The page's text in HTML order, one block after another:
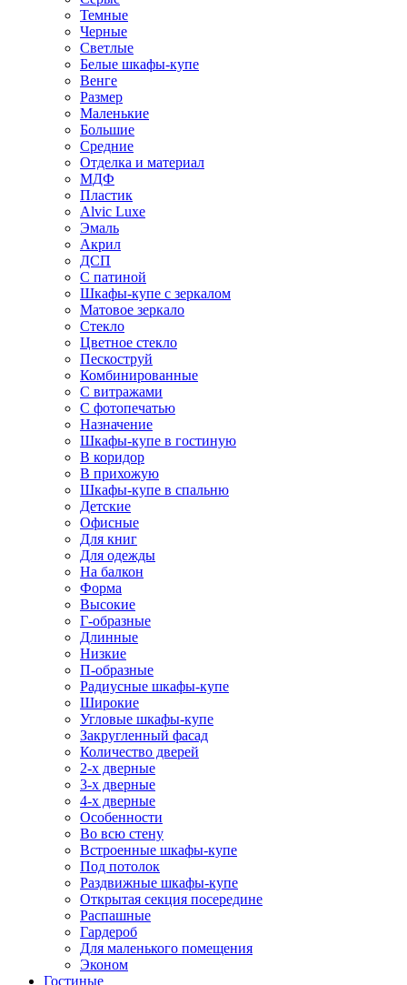
Темные
Черные
Светлые
Белые шкафы-купе
Венге
Размер
Маленькие
Большие
Средние
Отделка и материал
МДФ
Пластик
Alvic Luxe
Эмаль
Акрил
ДСП
С патиной
Шкафы-купе с зеркалом
Матовое зеркало
Стекло
Цветное стекло
Пескоструй
Комбинированные
С витражами
С фотопечатью
Назначение
Шкафы-купе в гостиную
В коридор
В прихожую
Шкафы-купе в спальню
Детские
Офисные
Для книг
Для одежды
На балкон
Форма
Высокие
Г-образные
Длинные
Низкие
П-образные
Радиусные шкафы-купе
Широкие
Угловые шкафы-купе
Закругленный фасад
Количество дверей
2-х дверные
3-х дверные
4-х дверные
Особенности
Во всю стену
Встроенные шкафы-купе
Под потолок
Раздвижные шкафы-купе
Открытая секция посередине
Распашные
Гардероб
Для маленького помещения
Эконом
Гостиные